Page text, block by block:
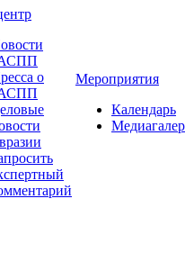
о
Мероприятия
Календарь